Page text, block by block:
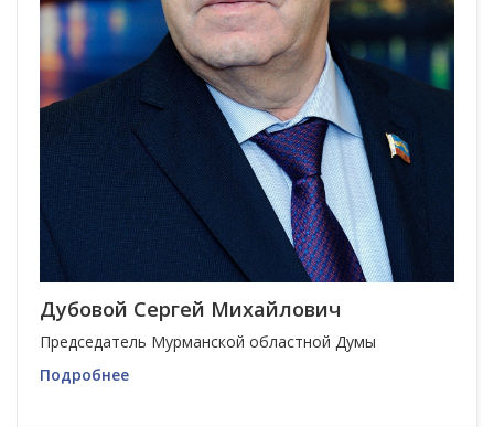
Дубовой Сергей Михайлович
Председатель Мурманской областной Думы
Подробнее